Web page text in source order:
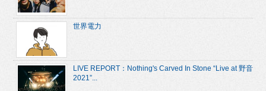
世界電力
LIVE REPORT：Nothing's Carved In Stone “Live at 野音
2021”...